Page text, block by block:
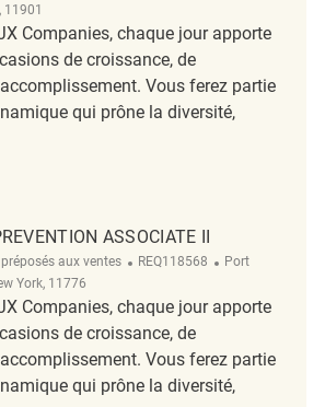
11901
Companies, chaque jour apporte
de croissance, de
Vous ferez partie
qui prône la diversité,
Associate II REQ137720
ASSOCIATE II
aux ventes REQ118568
Port
York, 11776
Companies, chaque jour apporte
de croissance, de
Vous ferez partie
qui prône la diversité,